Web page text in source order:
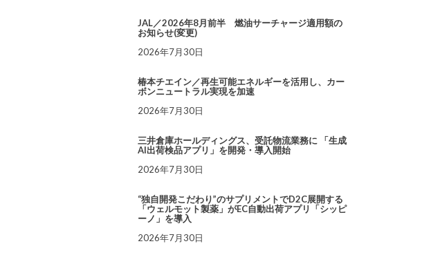
JAL／2026年8月前半 燃油サーチャージ適用額の
お知らせ(変更)
2026年7月30日
椿本チエイン／再生可能エネルギーを活用し、カー
ボンニュートラル実現を加速
2026年7月30日
三井倉庫ホールディングス、受託物流業務に 「生成
AI出荷検品アプリ」を開発・導入開始
2026年7月30日
“独自開発こだわり”のサプリメントでD2C展開する
「ウェルモット製薬」がEC自動出荷アプリ「シッピ
ーノ」を導入
2026年7月30日